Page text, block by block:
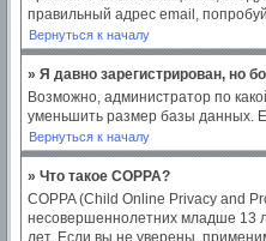
правильный адрес email,
Вернуться к началу
» Я давно зарегистрирован, но
Возможно, администратор по
уменьшить размер базы данных.
Вернуться к началу
» Что такое COPPA?
COPPA (Child Online Privacy and
несовершеннолетних младше 13
лет. Если вы не уверены,